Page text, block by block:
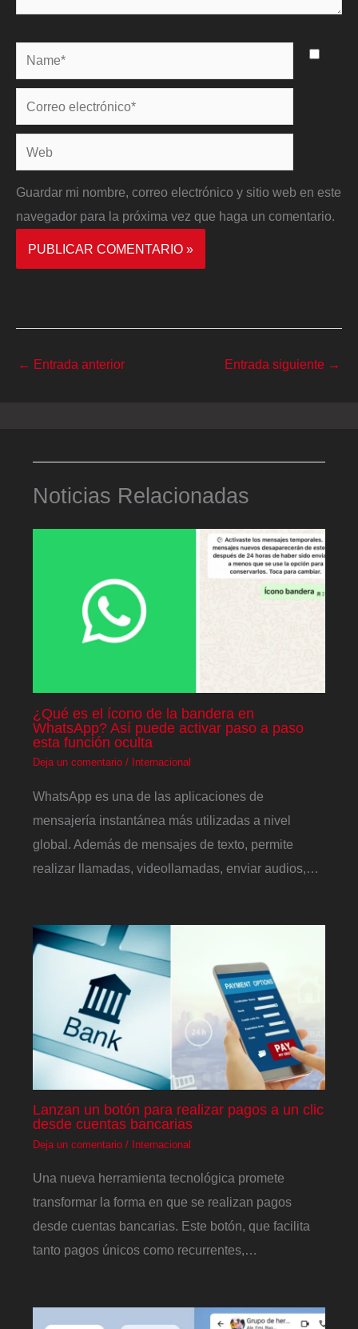
Name*
Correo
electrónico*
Web
Guardar mi nombre, correo electrónico y sitio web en este
navegador para la próxima vez que haga un comentario.
← Entrada anterior Entrada siguiente →
Noticias Relacionadas
¿Qué es el ícono de la bandera en
WhatsApp? Así puede activar paso a paso
esta función oculta
Deja un comentario / Internacional
WhatsApp es una de las aplicaciones de
mensajería instantánea más utilizadas a nivel
global. Además de mensajes de texto, permite
realizar llamadas, videollamadas, enviar audios,…
Lanzan un botón para realizar pagos a un clic
desde cuentas bancarias
Deja un comentario / Internacional
Una nueva herramienta tecnológica promete
transformar la forma en que se realizan pagos
desde cuentas bancarias. Este botón, que facilita
tanto pagos únicos como recurrentes,…